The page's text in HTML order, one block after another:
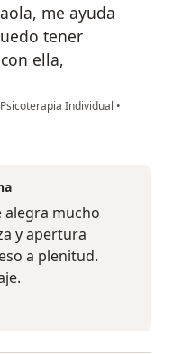
me ayuda
tener
ella,
Psicoterapia Individual •
alegra mucho
y apertura
a plenitud.